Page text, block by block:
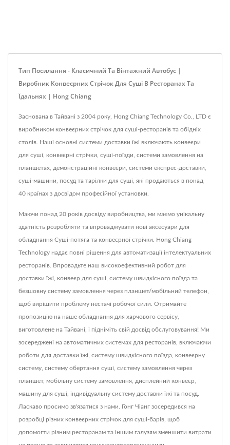
Тип Посилання - Класичний Та Вінтажний Автобус |
Виробник Конвеєрних Стрічок Для Суші В Ресторанах Та
Їдальнях | Hong Chiang
Заснована в Тайвані з 2004 року, Hong Chiang Technology Co., LTD є
виробником конвеєрних стрічок для суші-ресторанів та обідніх
столів. Наші основні системи доставки їжі включають конвеєри
для суші, конвеєрні стрічки, суші-поїзди, системи замовлення на
планшетах, демонстраційні конвеєри, системи експрес-доставки,
суші-машини, посуд та тарілки для суші, які продаються в понад
40 країнах з досвідом професійної установки.
Маючи понад 20 років досвіду виробництва, ми маємо унікальну
здатність розробляти та впроваджувати нові аксесуари для
обладнання Суші-потяга та конвеєрної стрічки. Hong Chiang
Technology надає повні рішення для автоматизації інтелектуальних
ресторанів. Впровадьте наш високоефективний робот для
доставки їжі, конвеєр для суші, систему швидкісного поїзда та
безшовну систему замовлення через планшет/мобільний телефон,
щоб вирішити проблему нестачі робочої сили. Отримайте
пропозицію на наше обладнання для харчового сервісу,
виготовлене на Тайвані, і підніміть свій досвід обслуговування! Ми
зосереджені на автоматичних системах для ресторанів, включаючи
роботи для доставки їжі, систему швидкісного поїзда, конвеєрну
систему, систему обертання суші, систему замовлення через
планшет, мобільну систему замовлення, дисплейний конвеєр,
машину для суші, індивідуальну систему доставки їжі та посуд.
Ласкаво просимо зв'язатися з нами. Гонг Чіанг зосередився на
розробці різних конвеєрних стрічок для суші-барів, щоб
допомогти різним ресторанам та іншим галузям зменшити витрати